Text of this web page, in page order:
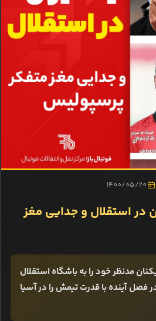
1400/05/20
در استقلال و جدایی مغز
مدنظر خود را به باشگاه استقلال
فصل آینده با قدرت تیمش را در آسیا